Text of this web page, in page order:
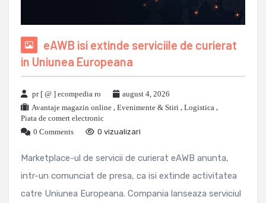
eAWB isi extinde serviciile de curierat
in Uniunea Europeana
pr [ @ ] ecompedia ro
august 4, 2026
Avantaje magazin online , Evenimente & Stiri , Logistica ,
Piata de comert electronic
0 Comments
0 vizualizari
Marketplace-ul de servicii de curierat eAWB anunta,
intr-un comunciat de presa, ca isi extinde activitatea
catre Uniunea Europeana. Compania lanseaza serviciul